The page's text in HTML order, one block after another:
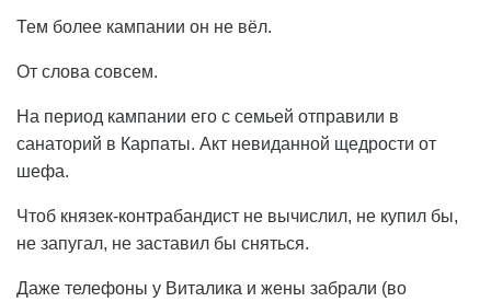
Тем более кампании он не вёл.
От слова совсем.
На период кампании его с семьей отправили в
санаторий в Карпаты. Акт невиданной щедрости от
шефа.
Чтоб князек-контрабандист не вычислил, не купил бы,
не запугал, не заставил бы сняться.
Даже телефоны у Виталика и жены забрали (во